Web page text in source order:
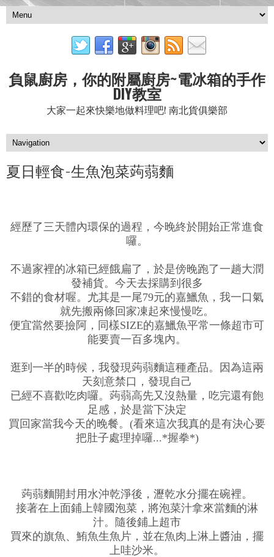
負鼠廚房，你的附屬廚房~電冰箱的手作
DIY教室
大家一起來快樂地做料理吧! 南北貨俱樂部
夏日輕食-生魚泡菜蒟蒻麵
經歷了三天體內環保的過程，今晚終於開始正常進食
囉。
不過家裡的冰箱已經餓扁了，於是傍晚跑了一趟大潤
發補貨。今天去採購到很多
不錯的食材喔。尤其是一尾79元的嘉鱲魚，我一口氣
就先搬兩條回家凍起來慢慢吃。
便宜當然要撿阿，同樣SIZE的嘉鱲魚平常一條超市可
能要賣一百多塊內。
逛到一半的時候，我發現蒟蒻麵這種產品。因為這兩
天刻意禁口，發現自己
已經不喜歡吃肉囉。蒟蒻高先又沒熱量，吃完還有飽
足感，於是當下決定
買回家當我今天的晚餐。(看來這次我真的是有決心要
把肚子處理掉囉...*握拳*)
蒟蒻麵開封用水沖乾淨後，瀝乾水分擺在碗裡。
接著在上面鋪上韓國泡菜，將泡菜汁拿來當麵的淋
汁。隨後鋪上超市
買來的旗魚、鮪魚生魚片，並在魚肉上淋上醬油，擺
上哇沙米。